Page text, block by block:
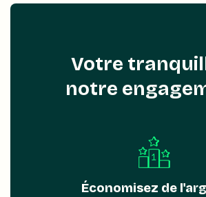
Votre
notre
Économisez de